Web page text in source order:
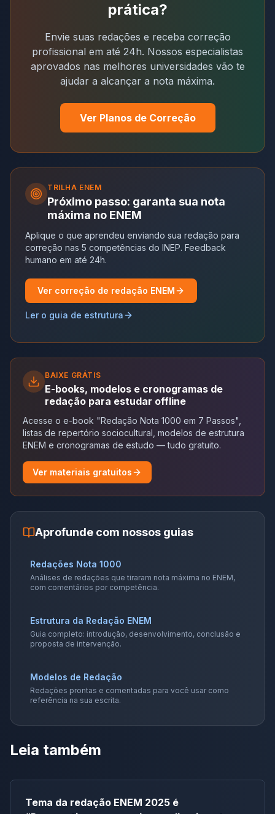
prática?
Envie suas redações e receba correção
profissional em até 24h. Nossos especialistas
aprovados nas melhores universidades vão te
ajudar a alcançar a nota máxima.
Ver Planos de Correção
TRILHA ENEM
Próximo passo: garanta sua nota
máxima no ENEM
Aplique o que aprendeu enviando sua redação para
correção nas 5 competências do INEP. Feedback
humano em até 24h.
Ver correção de redação ENEM
Ler o guia de estrutura
BAIXE GRÁTIS
E-books, modelos e cronogramas de
redação para estudar offline
Acesse o e-book "Redação Nota 1000 em 7 Passos",
listas de repertório sociocultural, modelos de estrutura
ENEM e cronogramas de estudo — tudo gratuito.
Ver materiais gratuitos
Aprofunde com nossos guias
Redações Nota 1000
Análises de redações que tiraram nota máxima no ENEM,
com comentários por competência.
Estrutura da Redação ENEM
Guia completo: introdução, desenvolvimento, conclusão e
proposta de intervenção.
Modelos de Redação
Redações prontas e comentadas para você usar como
referência na sua escrita.
Leia também
Tema da redação ENEM 2025 é